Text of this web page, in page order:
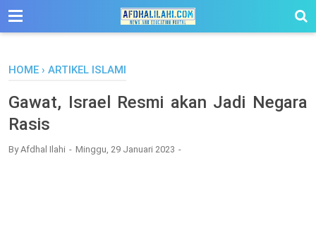
-->
HOME › ARTIKEL ISLAMI
Gawat, Israel Resmi akan Jadi Negara
Rasis
ByAfdhal Ilahi Minggu, 29 Januari 2023